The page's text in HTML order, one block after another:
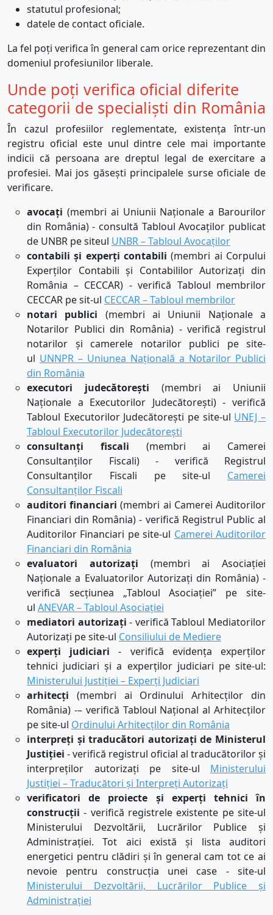
statutul profesional;
datele de contact oficiale.
La fel poți verifica în general cam orice reprezentant din
domeniul profesiunilor liberale.
Unde poți verifica oficial diferite
categorii de specialiști din România
În cazul profesiilor reglementate, existența într-un
registru oficial este unul dintre cele mai importante
indicii că persoana are dreptul legal de exercitare a
profesiei. Mai jos găsești principalele surse oficiale de
verificare.
avocați (membri ai Uniunii Naționale a Barourilor
din România) - consultă Tabloul Avocaților publicat
de UNBR pe siteul UNBR – Tabloul Avocaților
contabili și experți contabili(membri ai Corpului
Experților Contabili și Contabililor Autorizați din
România – CECCAR) - verifică Tabloul membrilor
CECCAR pe sit-ul CECCAR – Tabloul membrilor
notari publici (membri ai Uniunii Naționale a
Notarilor Publici din România) - verifică registrul
notarilor și camerele notarilor publici pe site-
ul UNNPR – Uniunea Națională a Notarilor Publici
din România
executori judecătorești (membri ai Uniunii
Naționale a Executorilor Judecătorești) - verifică
Tabloul Executorilor Judecătorești pe site-ul UNEJ –
Tabloul Executorilor Judecătorești
consultanți fiscali (membri ai Camerei
Consultanților Fiscali) - verifică Registrul
Consultanților Fiscali pe site-ul Camerei
Consultanților Fiscali
auditori financiari(membri ai Camerei Auditorilor
Financiari din România) - verifică Registrul Public al
Auditorilor Financiari pe site-ul Camerei Auditorilor
Financiari din România
evaluatori autorizați (membri ai Asociației
Naționale a Evaluatorilor Autorizați din România) -
verifică secțiunea „Tabloul Asociației” pe site-
ul ANEVAR – Tabloul Asociației
mediatori autorizați - verifică Tabloul Mediatorilor
Autorizați pe site-ul Consiliului de Mediere
experți judiciari- verifică evidența experților
tehnici judiciari și a experților judiciari pe site-ul:
Ministerului Justiției – Experți Judiciari
arhitecți (membri ai Ordinului Arhitecților din
România) -– verifică Tabloul Național al Arhitecților
pe site-ul Ordinului Arhitecților din România
interpreți și traducători autorizați de Ministerul
Justiției - verifică registrul oficial al traducătorilor și
interpreților autorizați pe site-ul Ministerului
Justiției – Traducători și Interpreți Autorizați
verificatori de proiecte și experți tehnici în
construcții- verifică registrele existente pe site-ul
Ministerului Dezvoltării, Lucrărilor Publice și
Administrației. Tot aici există și lista auditori
energetici pentru clădiri și în general cam tot ce ai
nevoie pentru construcția unei case - site-ul
Ministerului Dezvoltării, Lucrărilor Publice și
Administrației